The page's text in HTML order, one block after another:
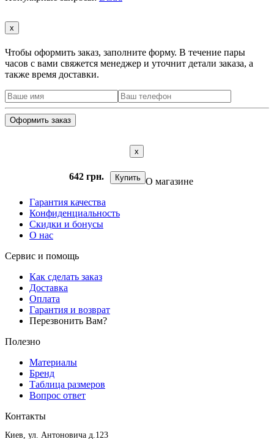
x
Чтобы оформить заказ, заполните форму. В течение пары
часов с вами свяжется менеджер и уточнит детали заказа, а
также время доставки.
x
642 грн. Купить О магазине
Гарантия качества
Конфиденциальность
Скидки и бонусы
О нас
Сервис и помощь
Как сделать заказ
Доставка
Оплата
Гарантия и возврат
Перезвонить Вам?
Полезно
Материалы
Бренд
Таблица размеров
Вопрос ответ
Контакты
Киев, ул. Антоновича д.123